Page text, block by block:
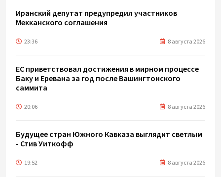
Иранский депутат предупредил участников
Мекканского соглашения
23:36 8 августа 2026
ЕС приветствовал достижения в мирном процессе
Баку и Еревана за год после Вашингтонского
саммита
20:06 8 августа 2026
Будущее стран Южного Кавказа выглядит светлым
- Стив Уиткофф
19:52 8 августа 2026